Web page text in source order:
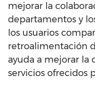
mejorar la
departamentos y
los usuarios
retroalimentación
ayuda a mejorar la
servicios ofrecidos